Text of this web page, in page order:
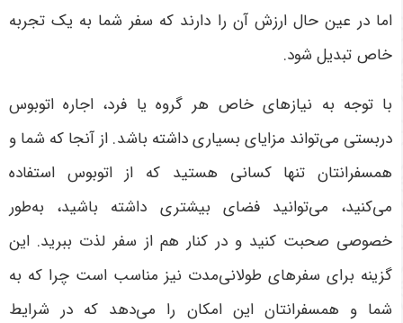
اما در عین حال ارزش آن را دارند که سفر شما به یک تجربه
خاص تبدیل شود.
با توجه به نیازهای خاص هر گروه یا فرد، اجاره اتوبوس
دربستی می‌تواند مزایای بسیاری داشته باشد. از آنجا که شما و
همسفرانتان تنها کسانی هستید که از اتوبوس استفاده
می‌کنید، می‌توانید فضای بیشتری داشته باشید، به‌طور
خصوصی صحبت کنید و در کنار هم از سفر لذت ببرید. این
گزینه برای سفرهای طولانی‌مدت نیز مناسب است چرا که به
شما و همسفرانتان این امکان را می‌دهد که در شرایط